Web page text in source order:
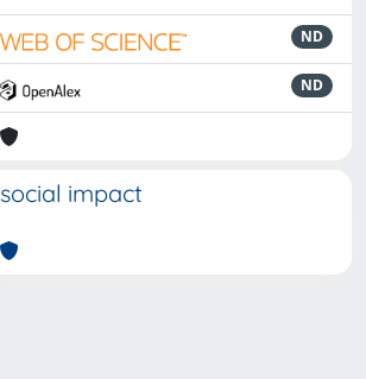
ND
ND
social impact